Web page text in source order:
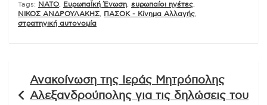
Tags: NATO ΕυρωπαΪκή Ένωση ευρωπαίοι ηγέτες
ΝΙΚΟΣ ΑΝΔΡΟΥΛΑΚΗΣ
ΠΑΣΟΚ - Κίνημα Αλλαγής
στρατηγική αυτονομία
άρθρων
Ανακοίνωση της Ιεράς Μητρόπολης
Αλεξανδρούπολης για τις δηλώσεις του